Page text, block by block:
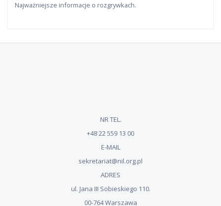
Najważniejsze informacje o rozgrywkach.
NR TEL.
+48 22 559 13 00
E-MAIL
sekretariat@nil.org.pl
ADRES
ul. Jana III Sobieskiego 110.
00-764 Warszawa